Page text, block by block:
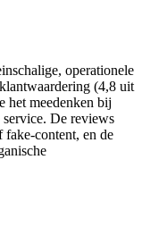
operationele
(4,8 uit
het meedenken bij
De reviews
content, en de